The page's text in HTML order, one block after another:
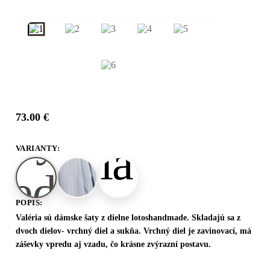
1 / 6
73.00 €
VARIANTY:
POPIS:
Valéria sú dámske šaty z dielne lotoshandmade. Skladajú sa z
dvoch dielov- vrchný diel a sukňa. Vrchný diel je zavinovací, má
záševky vpredu aj vzadu, čo krásne zvýrazní postavu.